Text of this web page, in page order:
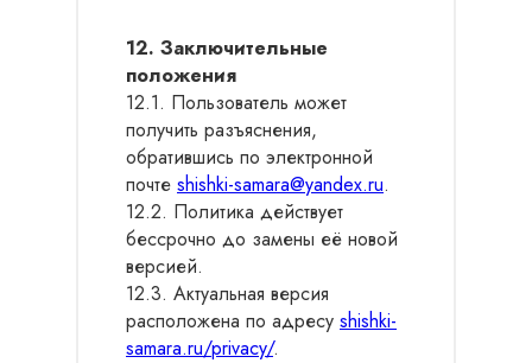
12. Заключительные
положения
12.1. Пользователь может
получить разъяснения,
обратившись по электронной
почте shishki-samara@yandex.ru.
12.2. Политика действует
бессрочно до замены её новой
версией.
12.3. Актуальная версия
расположена по адресу shishki-
samara.ru/privacy/.